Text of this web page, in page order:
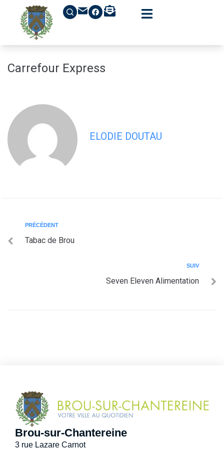
principal
Carrefour Express
ELODIE DOUTAU
PRÉCÉDENT
Tabac de Brou
SUIV
Seven Eleven Alimentation
Brou-sur-Chantereine
3 rue Lazare Carnot